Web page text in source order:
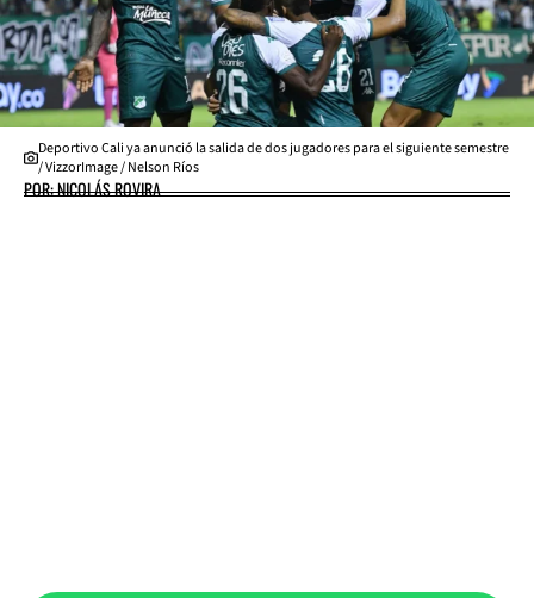
Deportivo Cali ya anunció la salida de dos jugadores para el siguiente semestre
/ VizzorImage / Nelson Ríos
POR: NICOLÁS ROVIRA